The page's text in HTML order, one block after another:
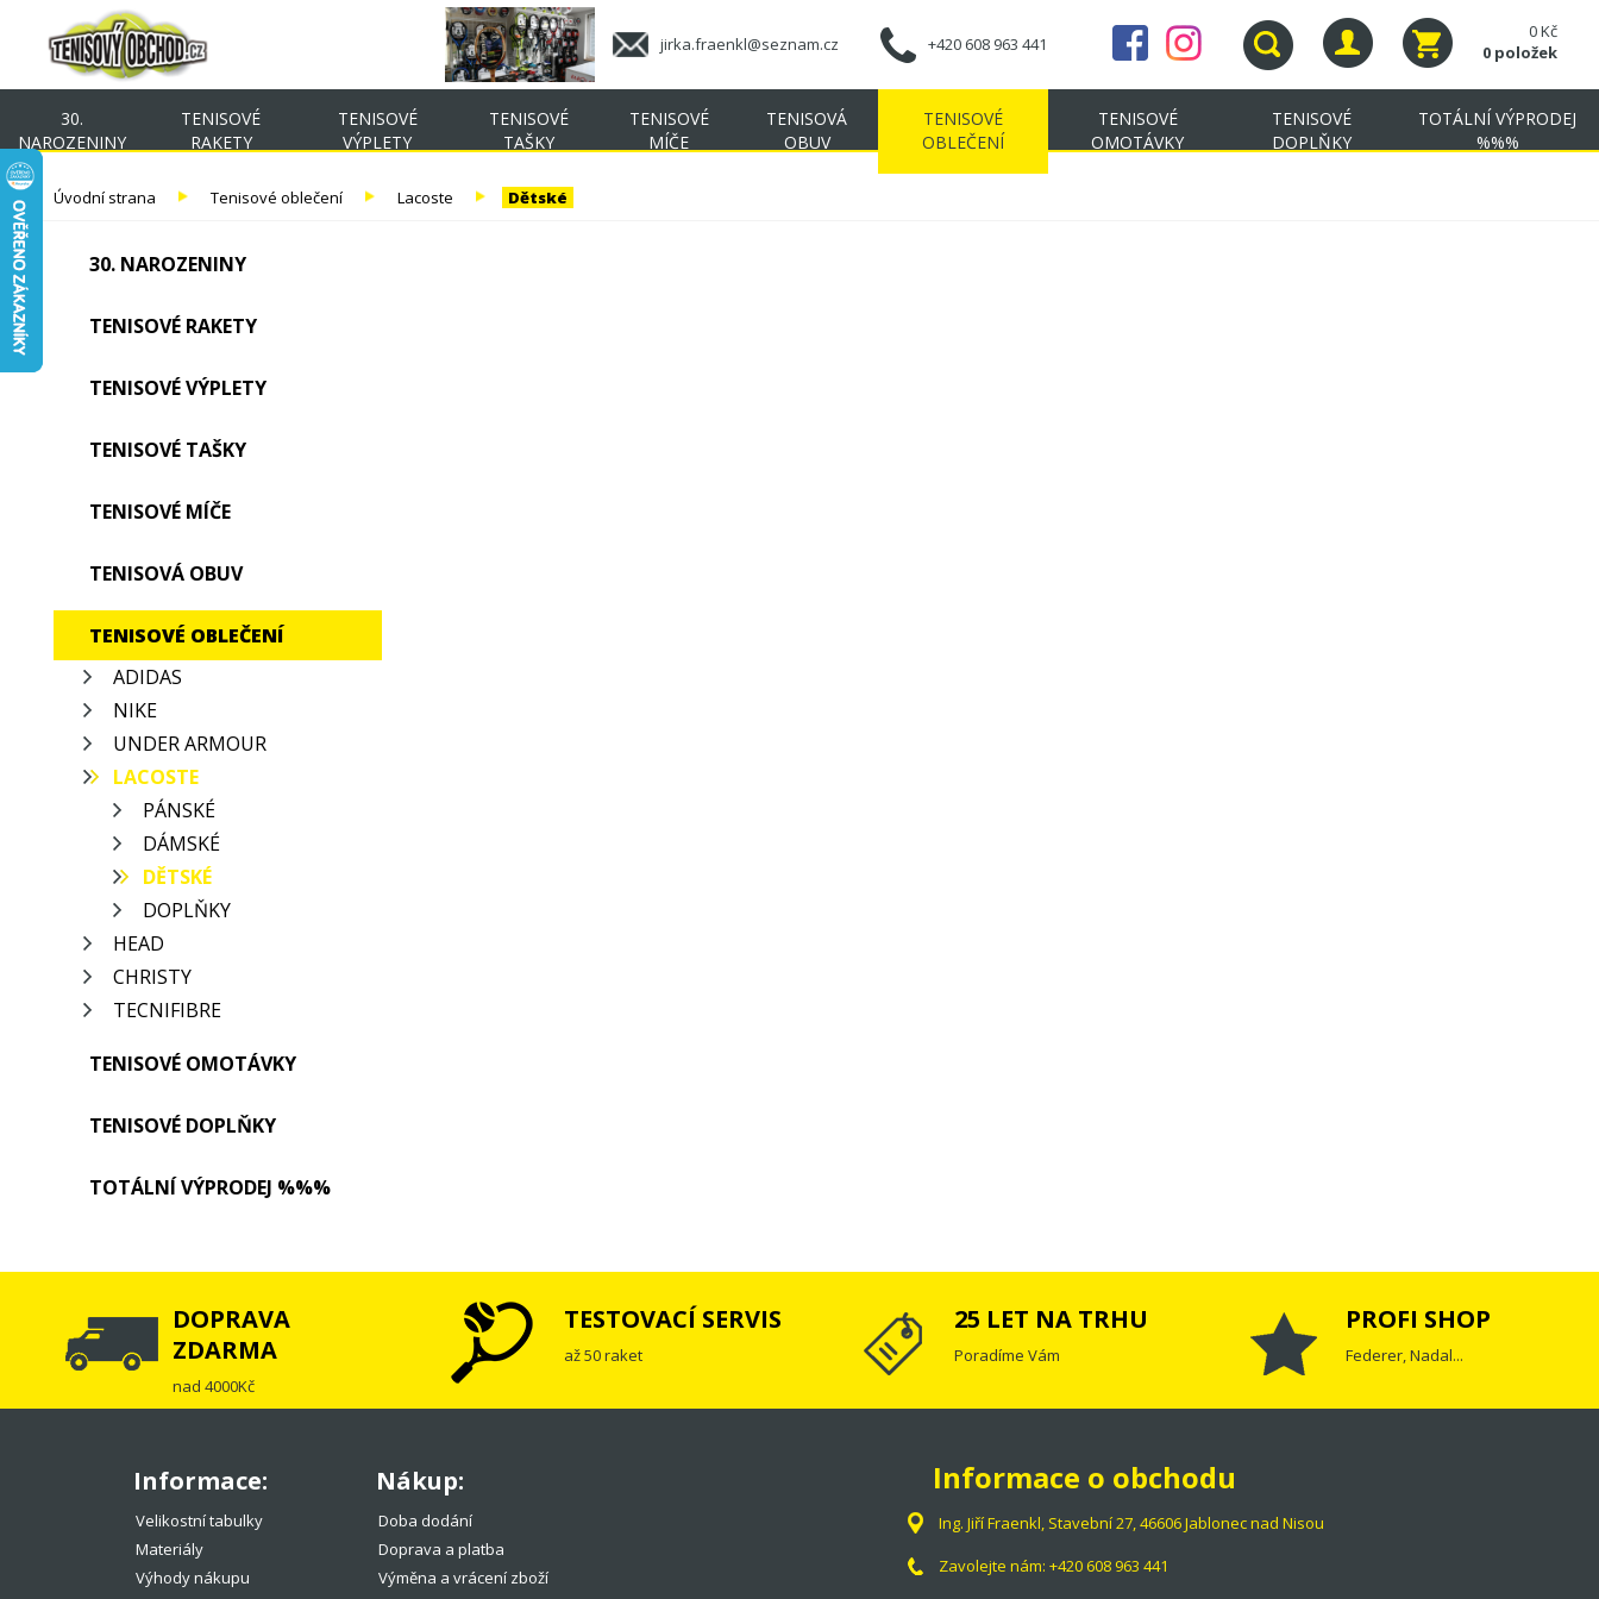
jirka.fraenkl@seznam.cz +420 608 963 441
0 Kč
0 položek
30.
NAROZENINY
TENISOVÉ
RAKETY
TENISOVÉ
VÝPLETY
TENISOVÉ
TAŠKY
TENISOVÉ
MÍČE
TENISOVÁ
OBUV
TENISOVÉ
OBLEČENÍ
TENISOVÉ
OMOTÁVKY
TENISOVÉ
DOPLŇKY
TOTÁLNÍ VÝPRODEJ
%%%
Úvodní strana Tenisové oblečení Lacoste Dětské
30. NAROZENINY
TENISOVÉ RAKETY
TENISOVÉ VÝPLETY
TENISOVÉ TAŠKY
TENISOVÉ MÍČE
TENISOVÁ OBUV
TENISOVÉ OBLEČENÍ
ADIDAS
NIKE
UNDER ARMOUR
LACOSTE
PÁNSKÉ
DÁMSKÉ
DĚTSKÉ
DOPLŇKY
HEAD
CHRISTY
TECNIFIBRE
TENISOVÉ OMOTÁVKY
TENISOVÉ DOPLŇKY
TOTÁLNÍ VÝPRODEJ %%%
DOPRAVA
ZDARMA
nad 4000Kč
TESTOVACÍ SERVIS
až 50 raket
25 LET NA TRHU
Poradíme Vám
PROFI SHOP
Federer, Nadal...
Informace:
Velikostní tabulky
Materiály
Výhody nákupu
Nákup:
Doba dodání
Doprava a platba
Výměna a vrácení zboží
Informace o obchodu
Ing. Jiří Fraenkl, Stavební 27, 46606 Jablonec nad Nisou
Zavolejte nám:+420 608 963 441